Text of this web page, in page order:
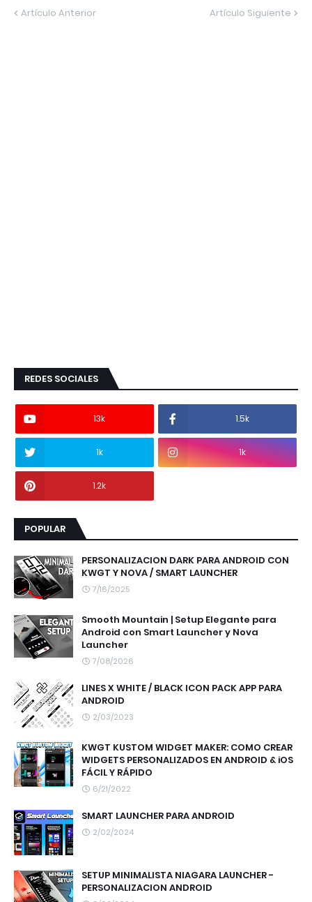
Artículo Anterior Artículo Siguiente
REDES SOCIALES
13k 1.5k
1k 1k
1.2k
POPULAR
PERSONALIZACION DARK PARA ANDROID CON
KWGT Y NOVA / SMART LAUNCHER
7/16/2025
Smooth Mountain | Setup Elegante para
Android con Smart Launcher y Nova
Launcher
7/08/2026
LINES X WHITE / BLACK ICON PACK APP PARA
ANDROID
2/03/2023
KWGT KUSTOM WIDGET MAKER: COMO CREAR
WIDGETS PERSONALIZADOS EN ANDROID & iOS
FÁCIL Y RÁPIDO
6/21/2022
SMART LAUNCHER PARA ANDROID
2/02/2024
SETUP MINIMALISTA NIAGARA LAUNCHER -
PERSONALIZACION ANDROID